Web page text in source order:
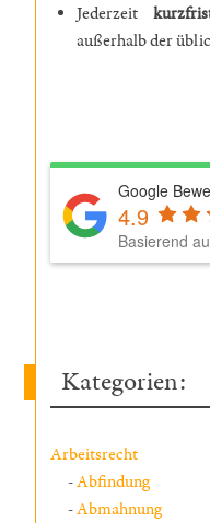
Jederzeit
außerhalb der
Google
4.9
Basierend
Kategorien:
Arbeitsrecht
Abfindung
Abmahnung